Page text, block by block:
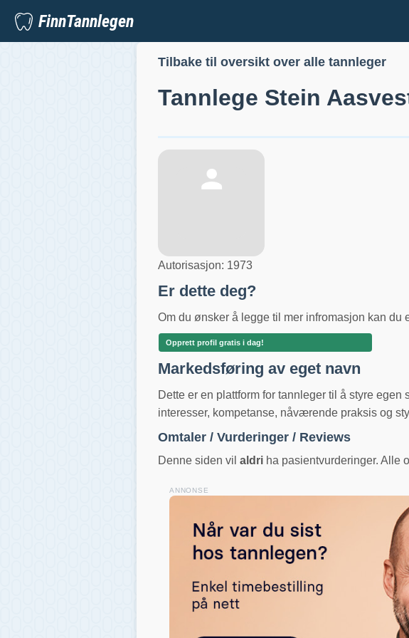
FinnTannlegen
Tilbake til oversikt over alle tannleger
Tannlege Stein
Autorisasjon: 1973
Er dette deg?
Om du ønsker å legge til mer infromasjon kan du
Opprett profil gratis i dag!
Markedsføring av eget navn
Dette er en plattform for tannleger til å styre
interesser, kompetanse, nåværende praksis og
Omtaler / Vurderinger / Reviews
Denne siden vil aldri ha pasientvurderinger. Alle
ANNONSE